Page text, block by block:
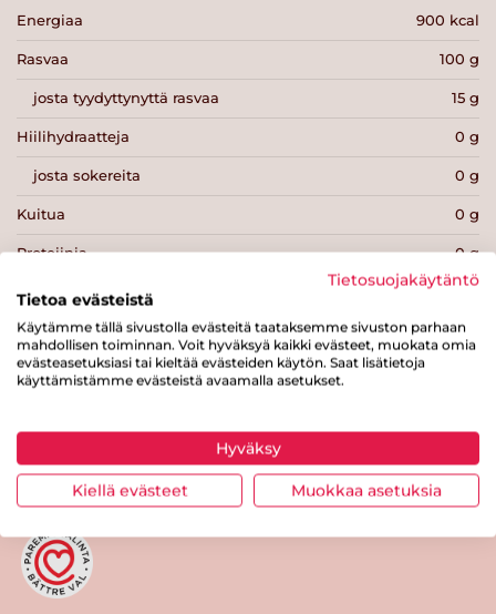
Energiaa 900 kcal
Rasvaa 100 g
josta tyydyttynyttä rasvaa 15 g
Hiilihydraatteja 0 g
josta sokereita 0 g
Kuitua 0 g
Proteiinia 0 g
Suolaa 0 g
Tietosuojakäytäntö
Tietoa evästeistä
Käytämme tällä sivustolla evästeitä taataksemme sivuston parhaan
mahdollisen toiminnan. Voit hyväksyä kaikki evästeet, muokata omia
evästeasetuksiasi tai kieltää evästeiden käytön. Saat lisätietoja
käyttämistämme evästeistä avaamalla asetukset.
Hyväksy
Kiellä evästeet Muokkaa asetuksia